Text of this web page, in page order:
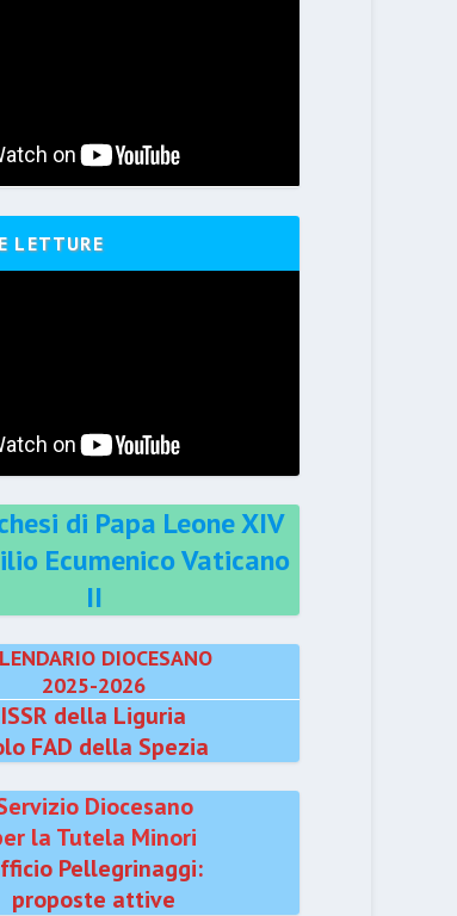
LETTURE
di Papa Leone XIV
Ecumenico Vaticano
II
DIOCESANO
2025-2026
ISSR della Liguria
FAD della Spezia
Diocesano
la Tutela Minori
Pellegrinaggi:
proposte attive